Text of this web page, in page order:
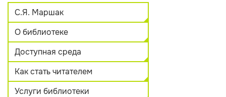
С.Я. Маршак
О библиотеке
Доступная среда
Как стать читателем
Услуги библиотеки